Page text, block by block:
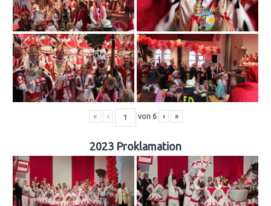
« ‹ von 6 › »
2023 Proklamation